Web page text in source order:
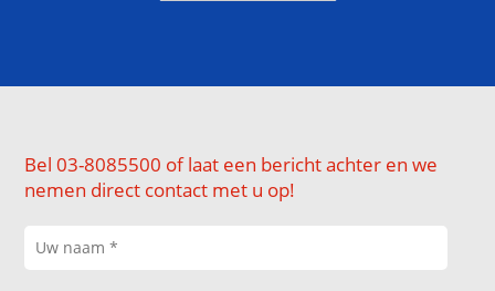
Bel 03-8085500 of laat een bericht achter en we
nemen direct contact met u op!